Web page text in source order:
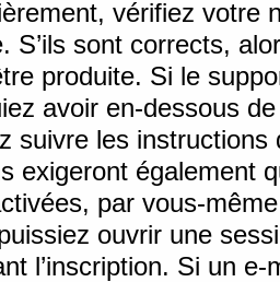
vérifiez votre
S’ils sont corrects,
produite. Si le
avoir en-dessous
suivre les
exigeront également
par vous-
ouvrir une
l’inscription. Si un